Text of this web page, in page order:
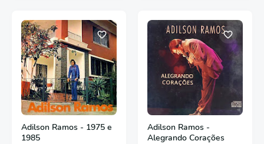
Adilson Ramos - 1975 e
1985
Adilson Ramos -
Alegrando Corações